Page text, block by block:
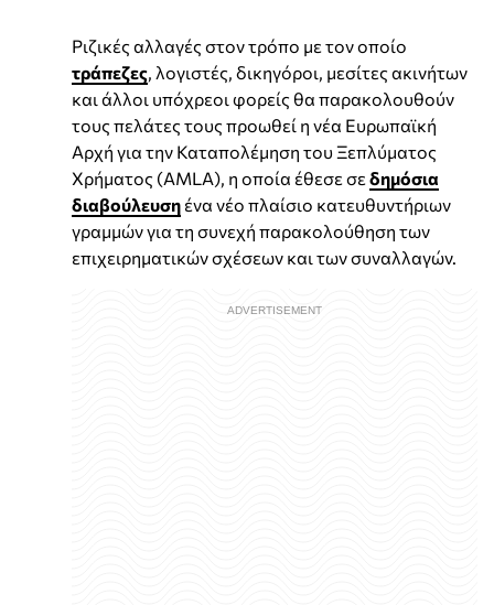
Ριζικές αλλαγές στον τρόπο με τον οποίο
τράπεζες , λογιστές, δικηγόροι, μεσίτες ακινήτων
και άλλοι υπόχρεοι φορείς θα παρακολουθούν
τους πελάτες τους προωθεί η νέα Ευρωπαϊκή
Αρχή για την Καταπολέμηση του Ξεπλύματος
Χρήματος (AMLA), η οποία έθεσε σε δημόσια
διαβούλευση ένα νέο πλαίσιο κατευθυντήριων
γραμμών για τη συνεχή παρακολούθηση των
επιχειρηματικών σχέσεων και των συναλλαγών.